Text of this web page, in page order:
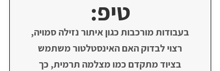
טיפ:
בעבודות מורכבות כגון איתור נזילה סמויה,
רצוי לבדוק האם האינסטלטור משתמש
בציוד מתקדם כמו מצלמה תרמית, כך